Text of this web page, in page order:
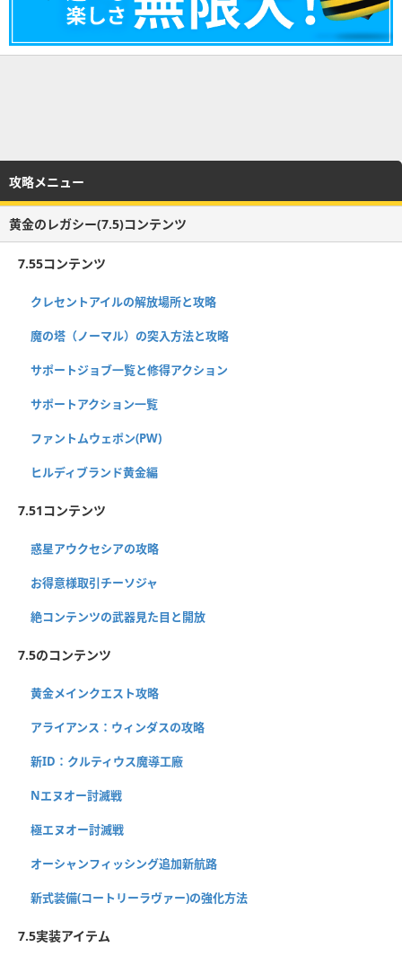
攻略メニュー
黄金のレガシー(7.5)コンテンツ
7.55コンテンツ
クレセントアイルの解放場所と攻略
魔の塔（ノーマル）の突入方法と攻略
サポートジョブ一覧と修得アクション
サポートアクション一覧
ファントムウェポン(PW)
ヒルディブランド黄金編
7.51コンテンツ
惑星アウクセシアの攻略
お得意様取引チーソジャ
絶コンテンツの武器見た目と開放
7.5のコンテンツ
黄金メインクエスト攻略
アライアンス：ウィンダスの攻略
新ID：クルティウス魔導工廠
Nエヌオー討滅戦
極エヌオー討滅戦
オーシャンフィッシング追加新航路
新式装備(コートリーラヴァー)の強化方法
7.5実装アイテム